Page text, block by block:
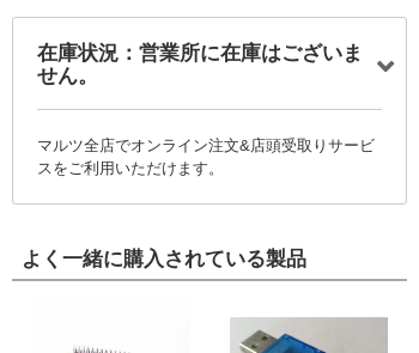
在庫状況：営業所に在庫はございま
せん。
マルツ全店でオンライン注文&店頭受取りサービ
スをご利用いただけます。
よく一緒に購入されている製品